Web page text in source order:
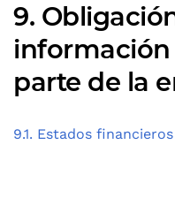
9.
parte de la
9.1. Estados